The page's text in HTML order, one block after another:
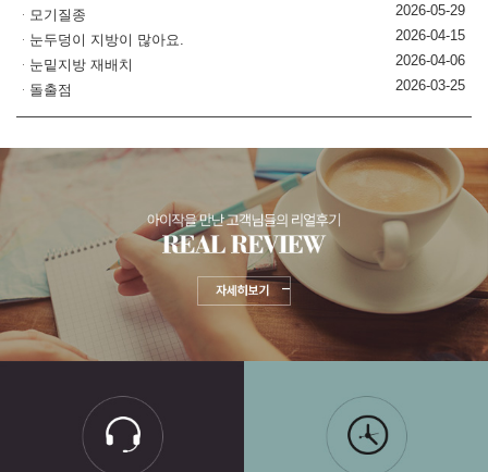
모기질종
2026-05-29
눈두덩이 지방이 많아요.
2026-04-15
눈밑지방 재배치
2026-04-06
돌출점
2026-03-25